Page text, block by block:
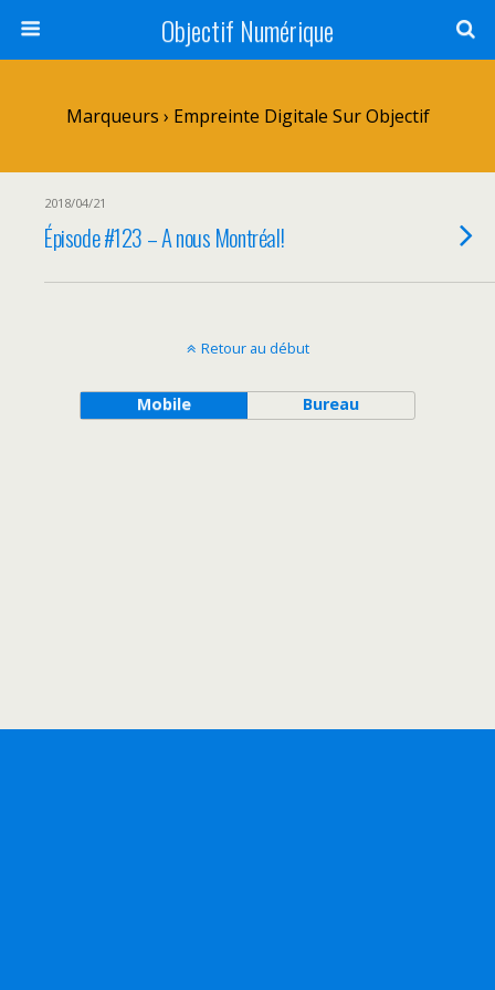
Objectif Numérique
Marqueurs › Empreinte Digitale Sur Objectif
2018/04/21
Épisode #123 – A nous Montréal!
Retour au début
Mobile Bureau